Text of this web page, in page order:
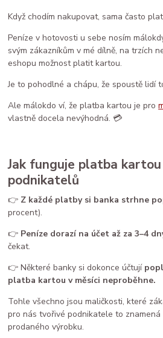
Když chodím nakupovat, sama často
Peníze v hotovosti u sebe nosím
svým zákazníkům v mé dílně, na trzích
eshopu možnost platit kartou.
Je to pohodlné a chápu, že spoustě lidí
Ale málokdo ví, že platba kartou je pro
vlastně docela nevýhodná. 💳
Jak funguje platba
podnikatelů
👉 Z každé platby si banka strhne
procent).
👉 Peníze dorazí na účet až za 3–4
čekat.
👉 Některé banky si dokonce účtují
platba kartou v měsíci neproběhne.
Tohle všechno jsou maličkosti, které
pro nás tvořivé podnikatele to znamená
prodaného výrobku.